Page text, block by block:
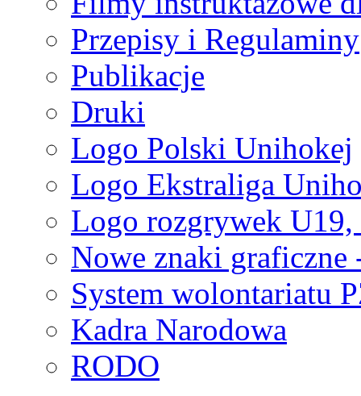
Przepisy i Regulaminy
Publikacje
Druki
Logo Polski Unihokej
Logo Ekstraliga
Logo rozgrywek
Nowe znaki graficzne
System wolontariatu
Kadra Narodowa
RODO